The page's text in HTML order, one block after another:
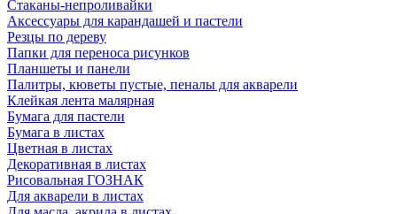
Стаканы-непроливайки
Аксессуары для карандашей и пастели
Резцы по дереву
Папки для переноса рисунков
Планшеты и панели
Палитры, кюветы пустые, пеналы для акварели
Клейкая лента малярная
Бумага для пастели
Бумага в листах
Цветная в листах
Декоративная в листах
Рисовальная ГОЗНАК
Для акварели в листах